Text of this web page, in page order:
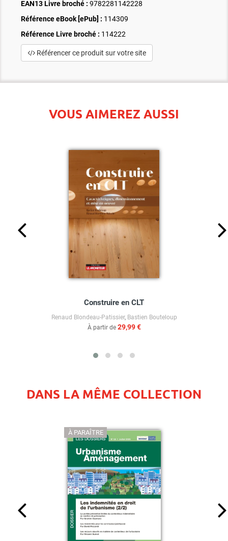
EAN13 Livre broché : 9782281142228
Référence eBook [ePub] : 114309
Référence Livre broché : 114222
Référencer ce produit sur votre site
VOUS AIMEREZ AUSSI
Construire en CLT
Renaud Blondeau-Patissier, Bastien Bouteloup
À partir de 29,99 €
DANS LA MÊME COLLECTION
À PARAÎTRE